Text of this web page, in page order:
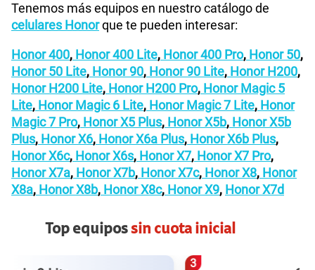
Tenemos más equipos en nuestro catálogo de
celulares Honorque te pueden interesar:
Honor 400, Honor 400 Lite, Honor 400 Pro, Honor 50,
Honor 50 Lite, Honor 90, Honor 90 Lite, Honor H200,
Honor H200 Lite, Honor H200 Pro, Honor Magic 5
Lite, Honor Magic 6 Lite, Honor Magic 7 Lite, Honor
Magic 7 Pro, Honor X5 Plus, Honor X5b, Honor X5b
Plus, Honor X6, Honor X6a Plus, Honor X6b Plus,
Honor X6c, Honor X6s, Honor X7, Honor X7 Pro,
Honor X7a, Honor X7b, Honor X7c, Honor X8, Honor
X8a, Honor X8b, Honor X8c, Honor X9, Honor X7d
Top equipossin cuota inicial